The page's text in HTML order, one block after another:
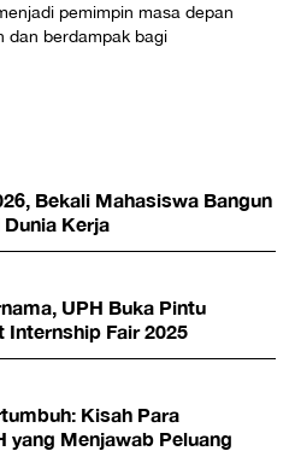
pemimpin masa depan
dan berdampak bagi
Bekali Mahasiswa Bangun
Kerja
UPH Buka Pintu
Internship Fair 2025
Kisah Para
yang Menjawab Peluang